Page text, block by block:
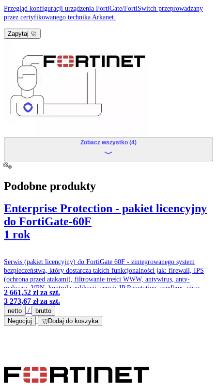
Przegląd konfiguracji urządzenia FortiGate/FortiSwitch przeprowadzany
przez certyfikowanego technika Arkanet.
Zapytaj
Zobacz wszystko (4)
Podobne produkty
Enterprise Protection - pakiet licencyjny
do FortiGate-60F
1 rok
Serwis (pakiet licencyjny) do FortiGate 60F - zintegrowanego system
bezpieczeństwa, który dostarcza takich funkcjonalności jak: firewall, IPS
(ochrona przed atakami), filtrowanie treści WWW, antywirus, anty-
malware, VPN, kontrola aplikacji, serwis IP Reputation, sandbox, virus
outbrake protection service, optymalizacja pasma czy ochrona przed
spamem.
2 661,52 złza szt.
3 273,67 złza szt.
netto /
brutto
Negocjuj
Dodaj do koszyka